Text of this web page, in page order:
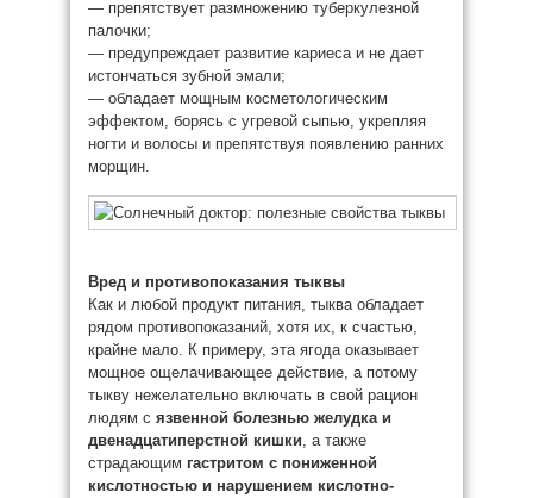
— препятствует размножению туберкулезной
палочки;
— предупреждает развитие кариеса и не дает
истончаться зубной эмали;
— обладает мощным косметологическим
эффектом, борясь с угревой сыпью, укрепляя
ногти и волосы и препятствуя появлению ранних
морщин.
Вред и противопоказания тыквы
Как и любой продукт питания, тыква обладает
рядом противопоказаний, хотя их, к счастью,
крайне мало. К примеру, эта ягода оказывает
мощное ощелачивающее действие, а потому
тыкву нежелательно включать в свой рацион
людям с язвенной болезнью желудка и
двенадцатиперстной кишки, а также
страдающим гастритом с пониженной
кислотностью и нарушением кислотно-